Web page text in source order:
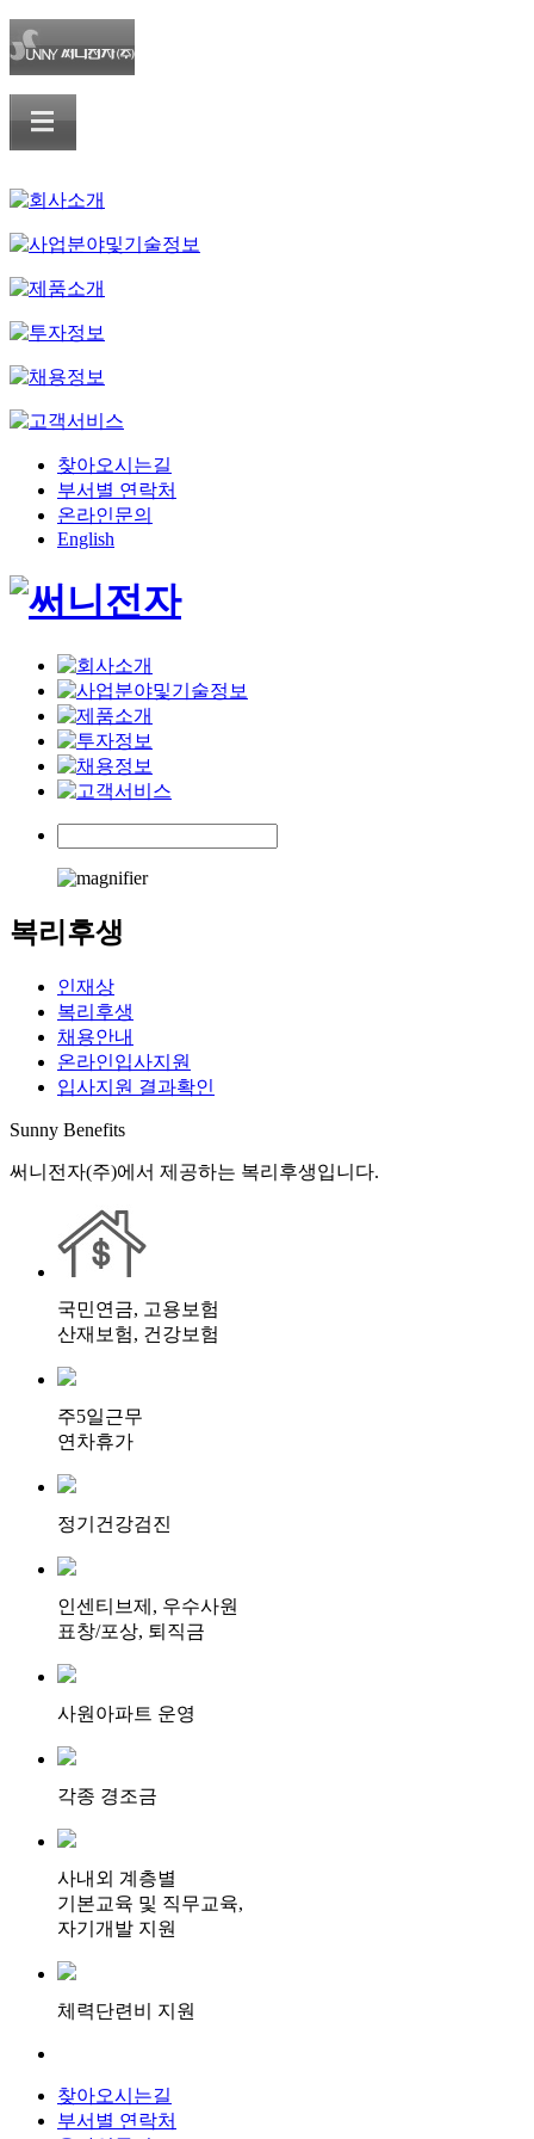
찾아오시는길
부서별 연락처
온라인문의
English
복리후생
인재상
복리후생
채용안내
온라인입사지원
입사지원 결과확인
Sunny Benefits
써니전자(주)에서 제공하는 복리후생입니다.
국민연금, 고용보험
산재보험, 건강보험
주5일근무
연차휴가
정기건강검진
인센티브제, 우수사원
표창/포상, 퇴직금
사원아파트 운영
각종 경조금
사내외 계층별
기본교육 및 직무교육,
자기개발 지원
체력단련비 지원
찾아오시는길
부서별 연락처